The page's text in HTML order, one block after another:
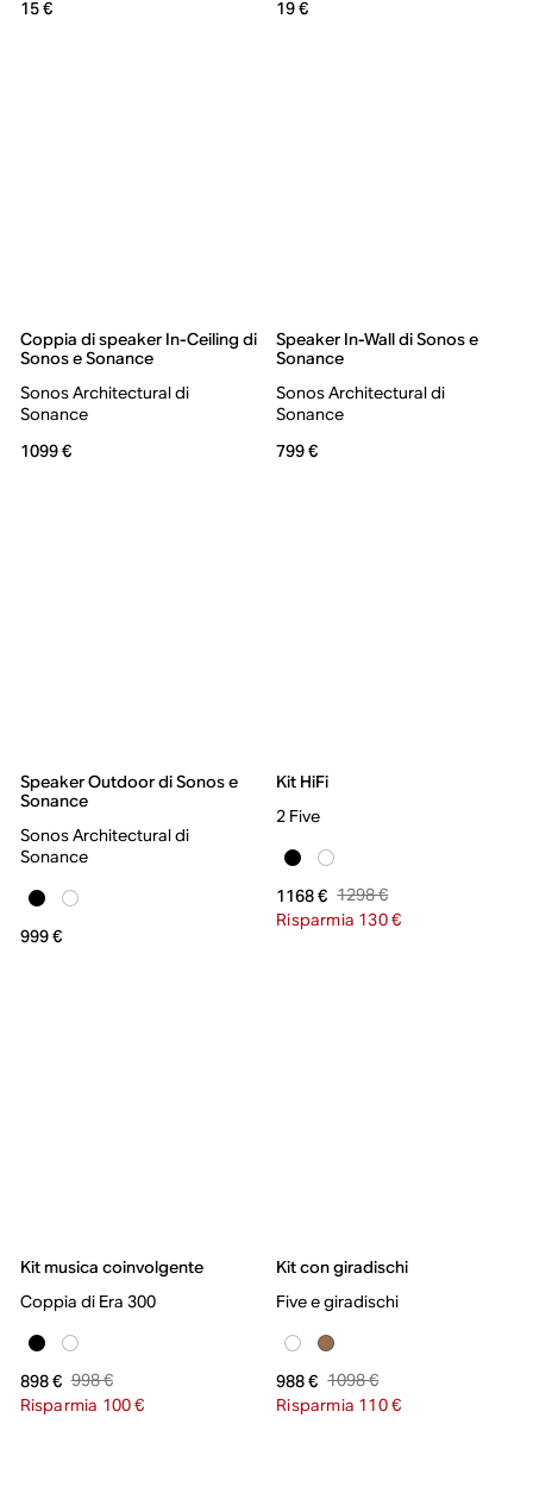
15 € 19 €
Coppia di speaker In-Ceiling di
Sonos e Sonance
Sonos Architectural di
Sonance
1099 €
Speaker In-Wall di Sonos e
Sonance
Sonos Architectural di
Sonance
799 €
Speaker Outdoor di Sonos e
Sonance
Sonos Architectural di
Sonance
999 €
Kit HiFi
2 Five
1168 € 1298 €
Risparmia 130 €
Kit musica coinvolgente
Coppia di Era 300
898 € 998 €
Risparmia 100 €
Kit con giradischi
Five e giradischi
988 € 1098 €
Risparmia 110 €